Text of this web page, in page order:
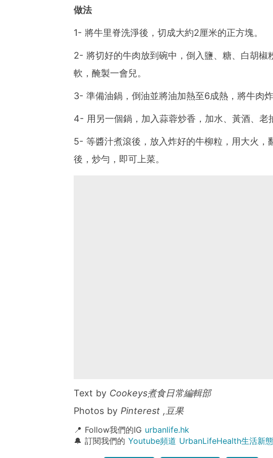
做法
1- 將牛里脊洗淨後，切成大約2厘米的正方塊。
2- 將切好的牛肉放到碗中，倒入鹽、糖、白胡椒
軟，醃製一會兒。
3- 準備油鍋，倒油並將油加熱至6成熱，將牛肉
4- 用另一個鍋，加入蒜蓉炒香，加水、黃酒、老
5- 等醬汁煮滾後，放入炸好的牛柳粒，用大火，
後，炒勻，即可上菜。
Text by Cookeys煮食日常編輯部
Photos by Pinterest ,豆果
📍 Follow我們的IG urbanlife.hk
🔔 訂閱我們的 Youtube頻道 UrbanLifeHealth生活新